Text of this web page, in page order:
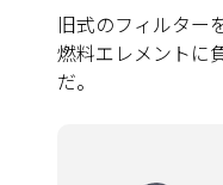
旧式のフィルター
燃料エレメントに
だ。